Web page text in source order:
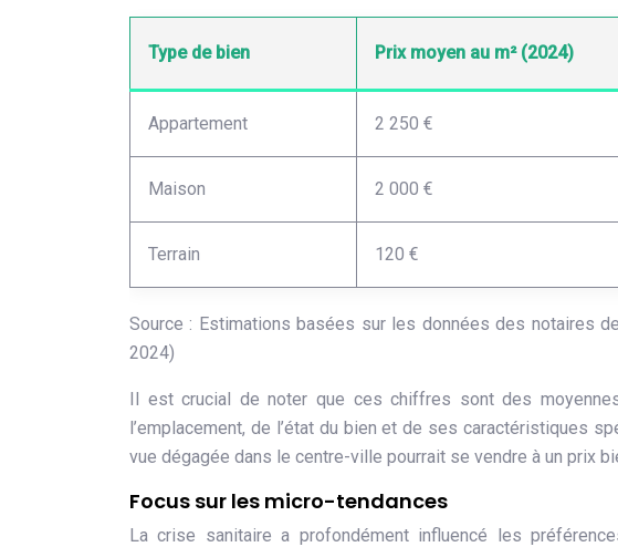
Type de bien Prix moyen au m² (2024)
Appartement 2 250 €
Maison 2 000 €
Terrain 120 €
Source : Estimations basées sur les données des notaires
2024)
Il est crucial de noter que ces chiffres sont des
l’emplacement, de l’état du bien et de ses caractéristiques
vue dégagée dans le centre-ville pourrait se vendre à un prix
Focus sur les micro-tendances
La crise sanitaire a profondément influencé les